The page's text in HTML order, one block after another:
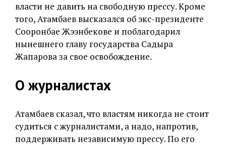
власти не давить на свободную прессу. Кроме
того, Атамбаев высказался об экс-президенте
Сооронбае Жээнбекове и поблагодарил
нынешнего главу государства Садыра
Жапарова за свое освобождение.
О журналистах
Атамбаев сказал, что властям никогда не стоит
судиться с журналистами, а надо, напротив,
поддерживать независимую прессу. По его